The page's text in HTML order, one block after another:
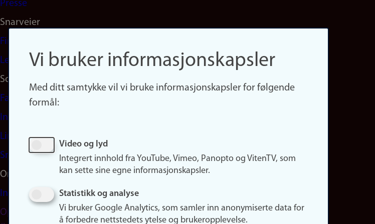
Presse
Snarveier
Finn studier
Ledige stillinger
Sosiale medier
Facebook
Instagram
LinkedIn
Snapchat
Om nettstedet
Informasjonskapsler
Oppdater samtykke
Vi bruker informasjonskapsler
Med ditt samtykke vil vi bruke informasjonskapsler for følgende
formål:
Video og lyd
Integrert innhold fra YouTube, Vimeo, Panopto og VitenTV, som
kan sette sine egne informasjonskapsler.
Statistikk og analyse
Vi bruker Google Analytics, som samler inn anonymiserte data for
å forbedre nettstedets ytelse og brukeropplevelse.